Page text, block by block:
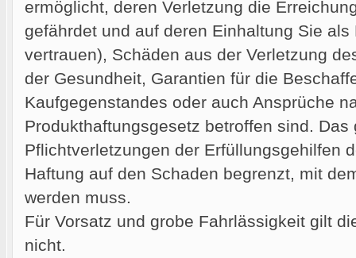
ermöglicht, deren Verletzung die
gefährdet und auf deren Einhaltung Sie
vertrauen), Schäden aus der Verletzung
der Gesundheit, Garantien für die
Kaufgegenstandes oder auch Ansprüche
Produkthaftungsgesetz betroffen sind.
Pflichtverletzungen der Erfüllungsgehilfen
Haftung auf den Schaden begrenzt, mit
werden muss.
Für Vorsatz und grobe Fahrlässigkeit gilt
nicht.